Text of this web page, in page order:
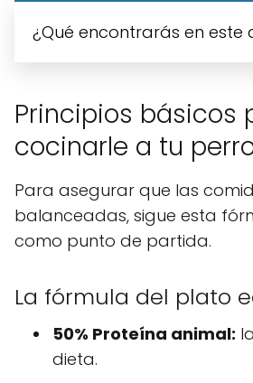
¿Qué encontrarás en este
Principios básicos
cocinarle a tu
Para asegurar que las
balanceadas, sigue esta
como punto de partida.
La fórmula del plato
50% Proteína animal:
dieta.